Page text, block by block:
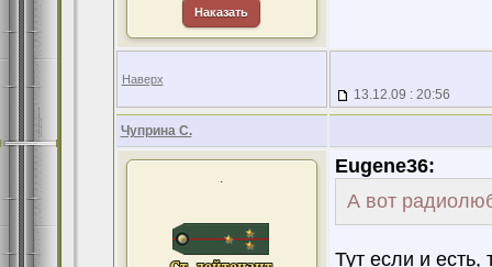
Наказать
Наверх
13.12.09 : 20:56
Чуприна С.
.
Eugene36:
А вот
Тут если и